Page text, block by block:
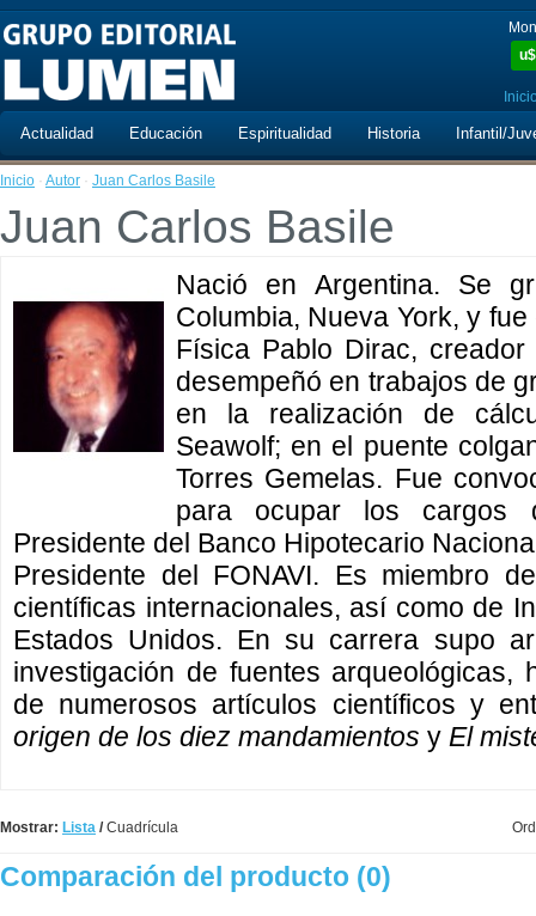
u$
Actualidad Educación Espiritualidad Historia Infantil/
Inicio · Autor · Juan Carlos Basile
Juan Carlos Basile
Nació en Argentina. Se
Columbia, Nueva York, y
Física Pablo Dirac,
desempeñó en trabajos de
en la realización de
Seawolf; en el puente
Torres Gemelas. Fue
para ocupar los cargos
Presidente del Banco Hipotecario
Presidente del FONAVI. Es miembro
científicas internacionales, así como de
Estados Unidos. En su carrera supo
investigación de fuentes arqueológicas,
de numerosos artículos científicos y
origen de los diez mandamientos y El
Mostrar: Lista /Cuadrícula
Comparación del producto (0)